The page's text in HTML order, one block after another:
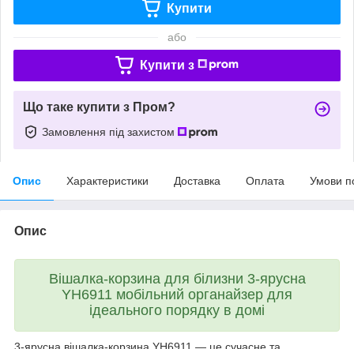
Купити
або
Купити з
Що таке купити з Пром?
Замовлення під захистом
Опис Характеристики Доставка Оплата Умови
Опис
Вішалка-корзина для білизни 3-ярусна
YH6911 мобільний органайзер для
ідеального порядку в домі
3-ярусна вішалка-корзина YH6911 — це сучасне та